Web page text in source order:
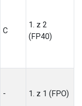
C
1. z 2
(FP40)
- 1. z 1 (FPO)